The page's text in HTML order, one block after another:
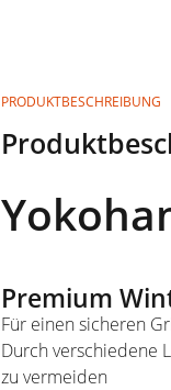
PRODUKTBESCHREIBUNG
Premium
Für einen sicheren
Durch verschiedene
zu vermeiden